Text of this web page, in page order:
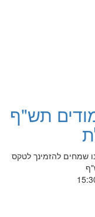
תש"ף
שמחים להזמינך לטקס